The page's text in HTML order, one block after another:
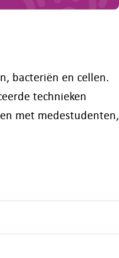
bacteriën en cellen.
technieken
met medestudenten,